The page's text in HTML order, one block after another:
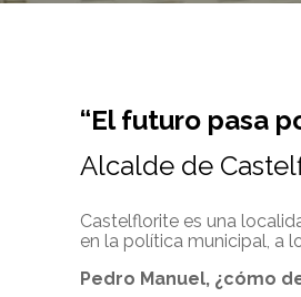
“El futuro pasa
Alcalde de
Castelflorite es una
en la política municipal, a
Pedro Manuel, ¿cómo